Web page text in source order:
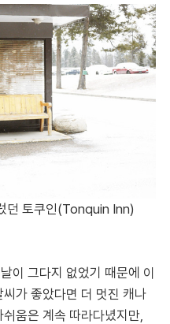
던 토쿠인(Tonquin Inn)
이 그다지 없었기 때문에 이
가 좋았다면 더 멋진 캐나
움은 계속 따라다녔지만,